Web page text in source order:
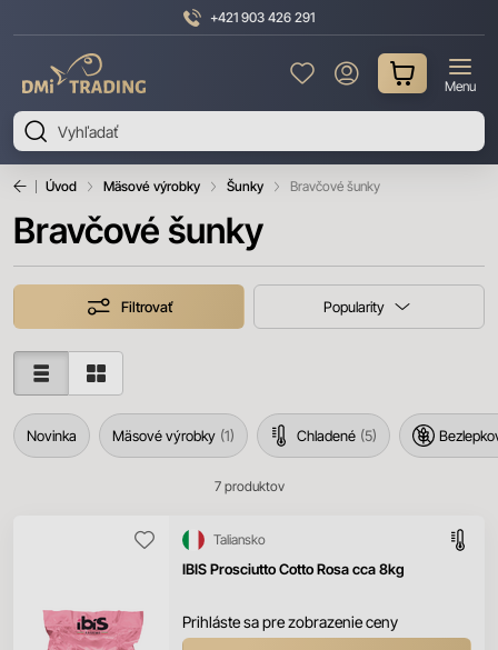
+421 903 426 291
Trading
Menu
Úvod Mäsové výrobky Šunky Bravčové šunky
Bravčové šunky
Filtrovať Popularity
Novinka Mäsové výrobky 1 Chladené 5
7produktov
IBIS Prosciutto Cotto Rosa cca 8kg
Taliansko
Prihláste sa pre zobrazenie ceny